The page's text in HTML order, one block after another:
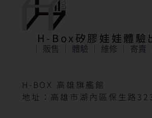
H-Box矽膠娃娃體驗
販售 體驗 維修 寄賣
H-BOX 高雄旗艦館
地址：高雄市湖內區保生路